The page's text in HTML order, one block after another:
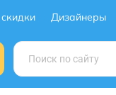
Дизайнеры